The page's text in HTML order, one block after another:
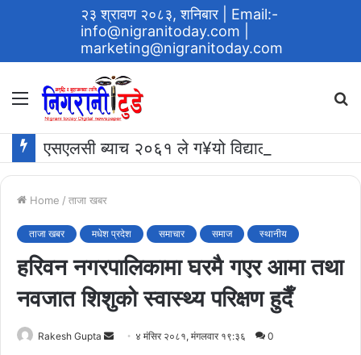
२३ श्रावण २०८३, शनिबार
| Email:-
info@nigranitoday.com
marketing@nigranitoday.com
Menu
Home / ताजा खबर
ताजा खबर मधेश प्रदेश समाचार समाज स्थानीय
हरिवन नगरपालिकामा घरमै गएर आमा तथा
नवजात शिशुको स्वास्थ्य परिक्षण हुदैँ
Rakesh Gupta
Send ४ मंसिर २०८१, मंगलवार १९:३६ 0